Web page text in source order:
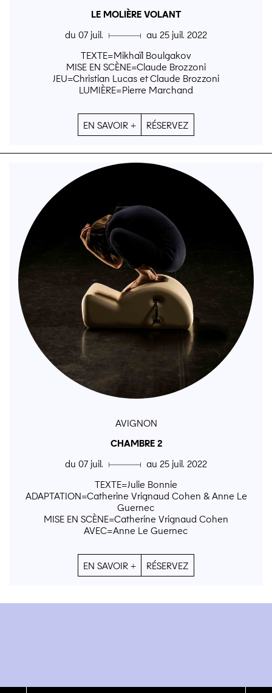
LE MOLIÈRE VOLANT
du 07 juil. ▄ au 25 juil. 2022
TEXTE=Mikhaïl Boulgakov
MISE EN SCÈNE=Claude Brozzoni
JEU=Christian Lucas et Claude Brozzoni
LUMIÈRE=Pierre Marchand
EN SAVOIR + RÉSERVEZ
AVIGNON
CHAMBRE 2
du 07 juil. ▄ au 25 juil. 2022
TEXTE=Julie Bonnie
ADAPTATION=Catherine Vrignaud Cohen & Anne Le
Guernec
MISE EN SCÈNE=Catherine Vrignaud Cohen
AVEC=Anne Le Guernec
EN SAVOIR + RÉSERVEZ